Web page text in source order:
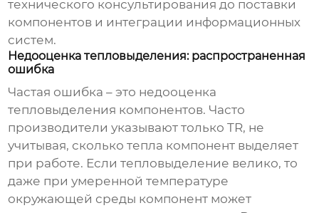
технического консультирования до поставки
компонентов и интеграции информационных
систем.
Недооценка тепловыделения: распространенная
ошибка
Частая ошибка – это недооценка
тепловыделения компонентов. Часто
производители указывают толькоTR, не
учитывая, сколько тепла компонент выделяет
при работе. Если тепловыделение велико, то
даже при умеренной температуре
окружающей среды компонент может